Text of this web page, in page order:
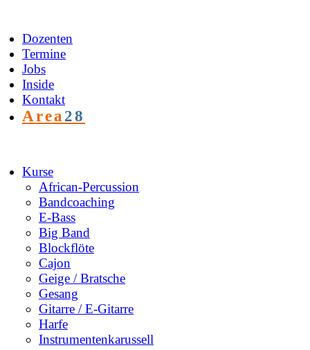
springen
Dozenten
Termine
Jobs
Inside
Kontakt
Area28
Kurse
African-Percussion
Bandcoaching
E-Bass
Big Band
Blockflöte
Cajon
Geige / Bratsche
Gesang
Gitarre / E-Gitarre
Harfe
Instrumentenkarussell